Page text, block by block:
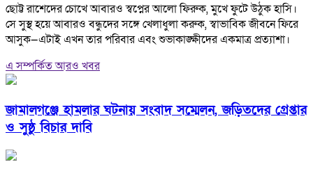
ছোট্ট রাশেদের চোখে আবারও স্বপ্নের আলো ফিরুক, মুখে ফুটে উঠুক হাসি।
সে সুস্থ হয়ে আবারও বন্ধুদের সঙ্গে খেলাধুলা করুক, স্বাভাবিক জীবনে ফিরে
আসুক—এটাই এখন তার পরিবার এবং শুভাকাঙ্ক্ষীদের একমাত্র প্রত্যাশা।
এ সম্পর্কিত আরও খবর
জামালগঞ্জে হামলার ঘটনায় সংবাদ সম্মেলন, জড়িতদের গ্রেপ্তার
ও সুষ্ঠু বিচার দাবি